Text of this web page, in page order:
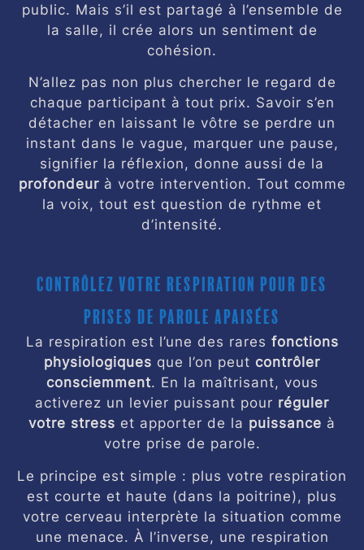
public. Mais s’il est partagé à l’ensemble de
la salle, il crée alors un sentiment de
cohésion.
N’allez pas non plus chercher le regard de
chaque participant à tout prix. Savoir s’en
détacher en laissant le vôtre se perdre un
instant dans le vague, marquer une pause,
signifier la réflexion, donne aussi de la
profondeurà votre intervention. Tout comme
la voix, tout est question de rythme et
d’intensité.
Contrôlez votre respiration pour des
prises de parole apaisées
La respiration est l’une des rares fonctions
physiologiques que l’on peut contrôler
consciemment. En la maîtrisant, vous
activerez un levier puissant pour réguler
votre stress et apporter de la puissance à
votre prise de parole.
Le principe est simple : plus votre respiration
est courte et haute (dans la poitrine), plus
votre cerveau interprète la situation comme
une menace. À l’inverse, une respiration